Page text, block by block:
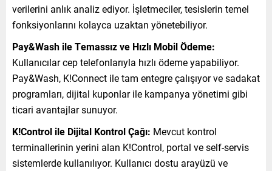
verilerini anlık analiz ediyor. İşletmeciler, tesislerin temel
fonksiyonlarını kolayca uzaktan yönetebiliyor.
Pay&Wash ile Temassız ve Hızlı Mobil Ödeme:
Kullanıcılar cep telefonlarıyla hızlı ödeme yapabiliyor.
Pay&Wash, K!Connect ile tam entegre çalışıyor ve sadakat
programları, dijital kuponlar ile kampanya yönetimi gibi
ticari avantajlar sunuyor.
K!Control ile Dijital Kontrol Çağı: Mevcut kontrol
terminallerinin yerini alan K!Control, portal ve self-servis
sistemlerde kullanılıyor. Kullanıcı dostu arayüzü ve